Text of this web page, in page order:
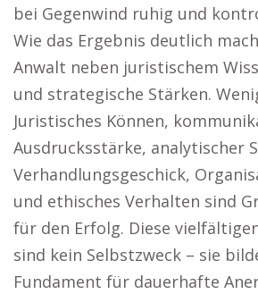
bei Gegenwind ruhig und
Wie das Ergebnis deutlich
Anwalt neben juristischem
und strategische Stärken.
Juristisches Können,
Ausdrucksstärke, analytischer
Verhandlungsgeschick,
und ethisches Verhalten sind
für den Erfolg. Diese
sind kein Selbstzweck – sie
Fundament für dauerhafte